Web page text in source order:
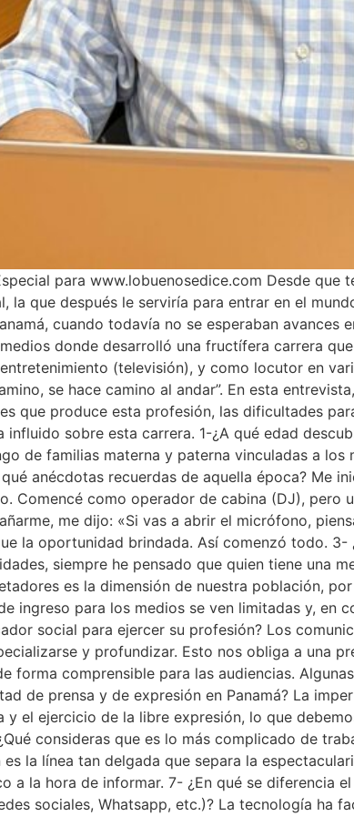
para www.lobuenosedice.com Desde que
la que después le serviría para entrar en el
cuando todavía no se esperaban
donde desarrolló una fructífera carrera
(televisión), y como locutor en
se hace camino al andar”. En esta
que produce esta profesión, las dificultades
sobre esta carrera. 1-¿A qué edad
de familias materna y paterna vinculadas a
anécdotas recuerdas de aquella época? Me
Comencé como operador de cabina (DJ), pero
me dijo: «Si vas a abrir el micrófono,
la oportunidad brindada. Así comenzó todo.
siempre he pensado que quien tiene una
es la dimensión de nuestra población,
ingreso para los medios se ven limitadas y, en
social para ejercer su profesión? Los
y profundizar. Esto nos obliga a una
forma comprensible para las audiencias.
de prensa y de expresión en Panamá? La
el ejercicio de la libre expresión, lo que
consideras que es lo más complicado de
la línea tan delgada que separa la
a la hora de informar. 7- ¿En qué se diferencia
sociales, Whatsapp, etc.)? La tecnología ha